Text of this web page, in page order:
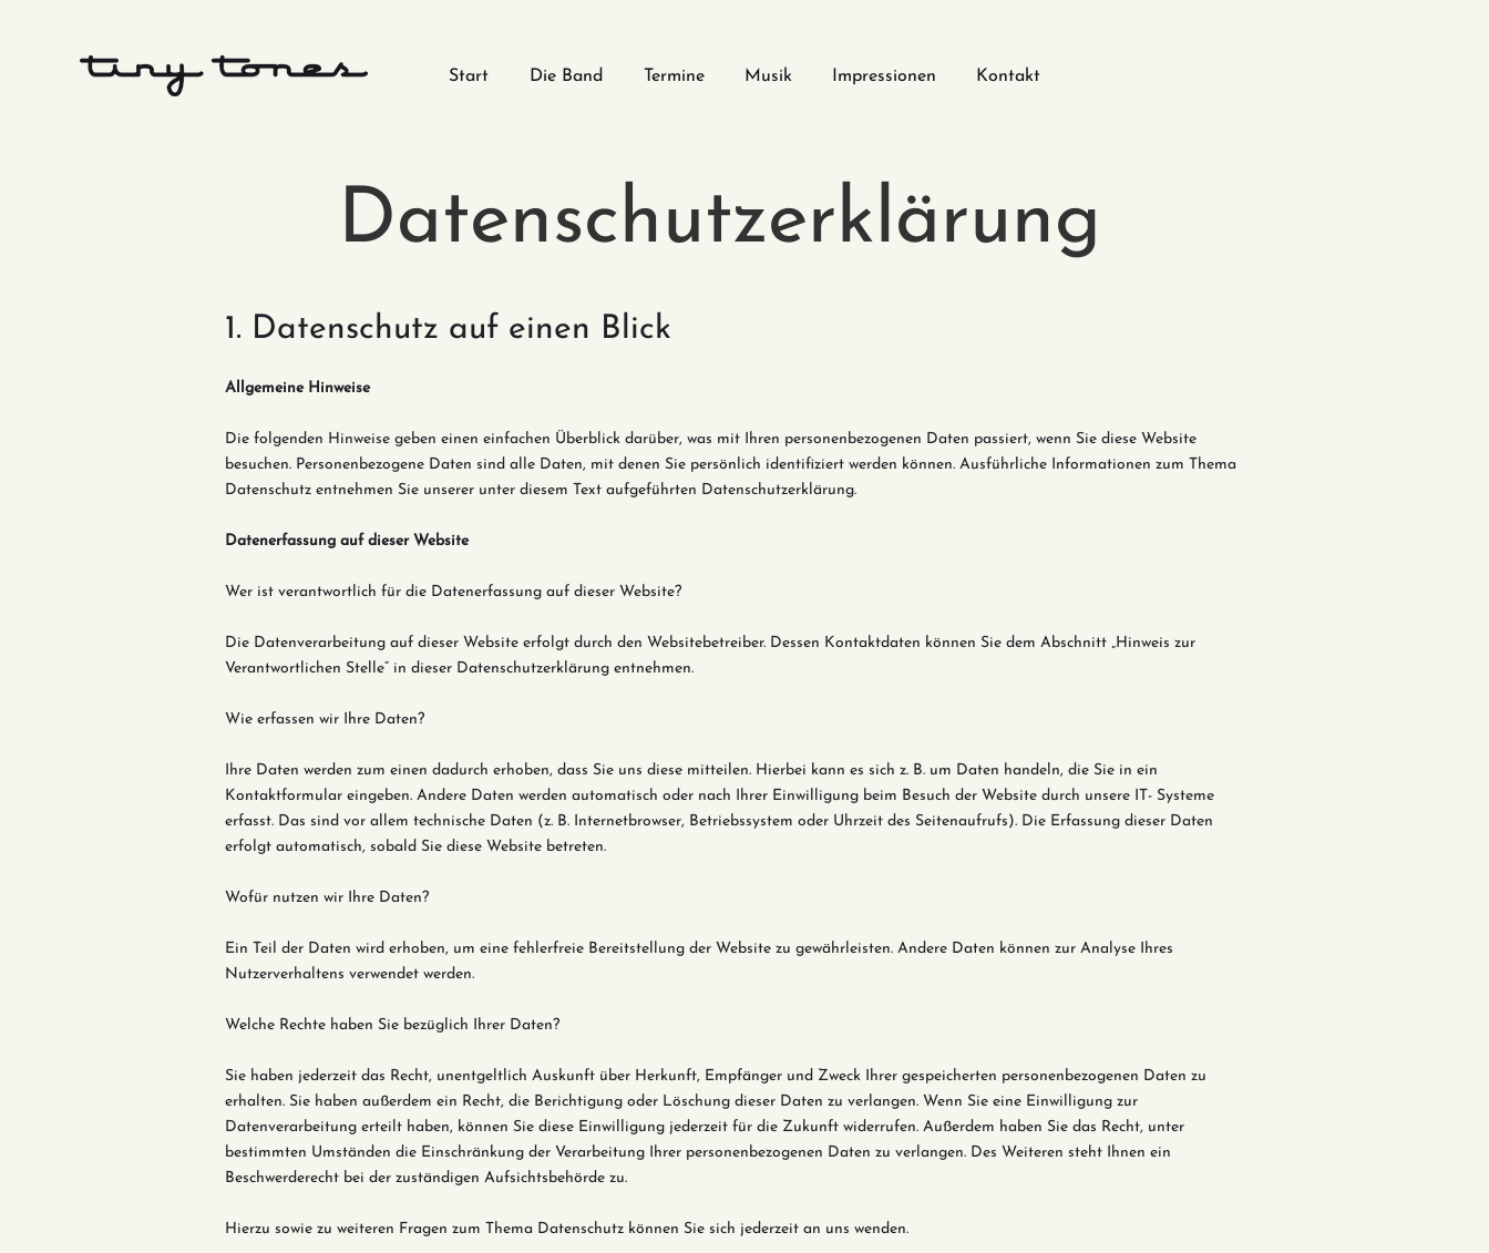
Start Die Band Termine Musik Impressionen Kontakt
Datenschutzerklärung
1. Datenschutz auf einen Blick
Allgemeine Hinweise
Die folgenden Hinweise geben einen einfachen Überblick darüber, was mit Ihren personenbezogenen Daten passiert, wenn Sie diese Website
besuchen. Personenbezogene Daten sind alle Daten, mit denen Sie persönlich identifiziert werden können. Ausführliche Informationen zum Thema
Datenschutz entnehmen Sie unserer unter diesem Text aufgeführten Datenschutzerklärung.
Datenerfassung auf dieser Website
Wer ist verantwortlich für die Datenerfassung auf dieser Website?
Die Datenverarbeitung auf dieser Website erfolgt durch den Websitebetreiber. Dessen Kontaktdaten können Sie dem Abschnitt „Hinweis zur
Verantwortlichen Stelle“ in dieser Datenschutzerklärung entnehmen.
Wie erfassen wir Ihre Daten?
Ihre Daten werden zum einen dadurch erhoben, dass Sie uns diese mitteilen. Hierbei kann es sich z. B. um Daten handeln, die Sie in ein
Kontaktformular eingeben. Andere Daten werden automatisch oder nach Ihrer Einwilligung beim Besuch der Website durch unsere IT- Systeme
erfasst. Das sind vor allem technische Daten (z. B. Internetbrowser, Betriebssystem oder Uhrzeit des Seitenaufrufs). Die Erfassung dieser Daten
erfolgt automatisch, sobald Sie diese Website betreten.
Wofür nutzen wir Ihre Daten?
Ein Teil der Daten wird erhoben, um eine fehlerfreie Bereitstellung der Website zu gewährleisten. Andere Daten können zur Analyse Ihres
Nutzerverhaltens verwendet werden.
Welche Rechte haben Sie bezüglich Ihrer Daten?
Sie haben jederzeit das Recht, unentgeltlich Auskunft über Herkunft, Empfänger und Zweck Ihrer gespeicherten personenbezogenen Daten zu
erhalten. Sie haben außerdem ein Recht, die Berichtigung oder Löschung dieser Daten zu verlangen. Wenn Sie eine Einwilligung zur
Datenverarbeitung erteilt haben, können Sie diese Einwilligung jederzeit für die Zukunft widerrufen. Außerdem haben Sie das Recht, unter
bestimmten Umständen die Einschränkung der Verarbeitung Ihrer personenbezogenen Daten zu verlangen. Des Weiteren steht Ihnen ein
Beschwerderecht bei der zuständigen Aufsichtsbehörde zu.
Hierzu sowie zu weiteren Fragen zum Thema Datenschutz können Sie sich jederzeit an uns wenden.